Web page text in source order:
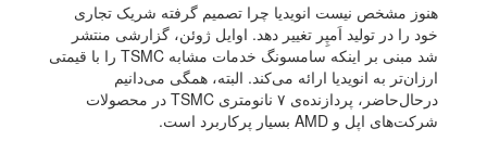
هنوز مشخص نیست انویدیا چرا تصمیم گرفته شریک تجاری
خود را در تولید اَمپِر تغییر دهد. اوایل ژوئن، گزارشی منتشر
شد مبنی بر اینکه سامسونگ خدمات مشابه TSMC را با قیمتی
ارزان‌تر به انویدیا ارائه می‌کند. البته، همگی می‌دانیم
در‌حال‌حاضر، پردازنده‌ی ۷ نانومتری TSMC در محصولات
شرکت‌های اپل و AMD بسیار پرکاربرد است.